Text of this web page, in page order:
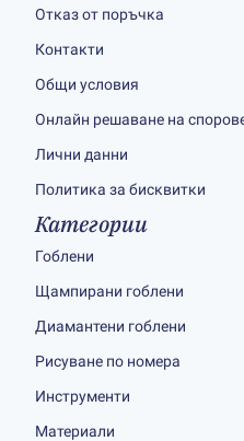
Отказ от поръчка
Контакти
Общи условия
Онлайн решаване на
Лични данни
Политика за бисквитки
Категории
Гоблени
Щампирани гоблени
Диамантени гоблени
Рисуване по номера
Инструменти
Материали